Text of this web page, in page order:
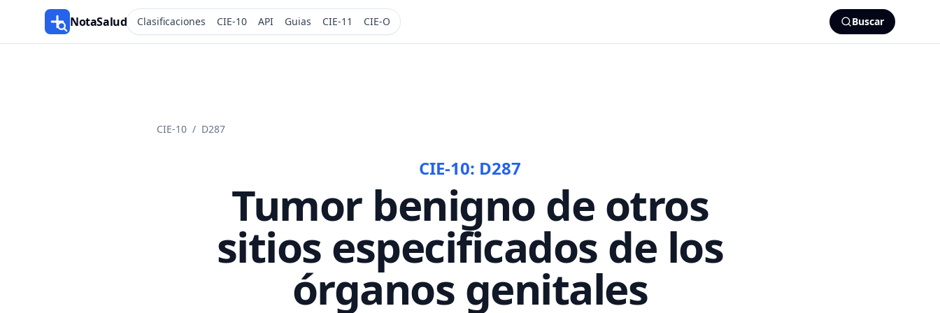
NotaSalud Clasificaciones CIE-10 API Guias CIE-11 CIE-O Buscar
CIE-10 / D287
CIE-10: D287
Tumor benigno de otros
sitios especificados de los
órganos genitales